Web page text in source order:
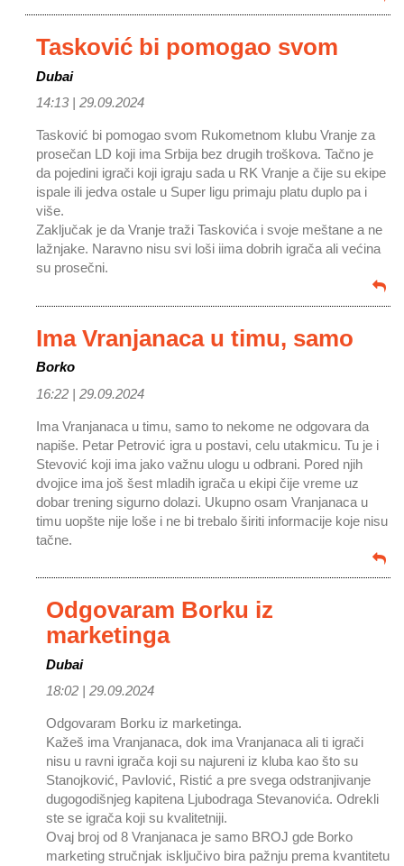
Tasković bi pomogao svom
Dubai
14:13 | 29.09.2024
Tasković bi pomogao svom Rukometnom klubu Vranje za
prosečan LD koji ima Srbija bez drugih troškova. Tačno je
da pojedini igrači koji igraju sada u RK Vranje a čije su ekipe
ispale ili jedva ostale u Super ligu primaju platu duplo pa i
više.
Zaključak je da Vranje traži Taskovića i svoje meštane a ne
lažnjake. Naravno nisu svi loši iima dobrih igrača ali većina
su prosečni.
Ima Vranjanaca u timu, samo
Borko
16:22 | 29.09.2024
Ima Vranjanaca u timu, samo to nekome ne odgovara da
napiše. Petar Petrović igra u postavi, celu utakmicu. Tu je i
Stevović koji ima jako važnu ulogu u odbrani. Pored njih
dvojice ima još šest mladih igrača u ekipi čije vreme uz
dobar trening sigurno dolazi. Ukupno osam Vranjanaca u
timu uopšte nije loše i ne bi trebalo širiti informacije koje nisu
tačne.
Odgovaram Borku iz
marketinga
Dubai
18:02 |29.09.2024
Odgovaram Borku iz marketinga.
Kažeš ima Vranjanaca, dok ima Vranjanaca ali ti igrači
nisu u ravni igrača koji su najureni iz kluba kao što su
Stanojković, Pavlović, Ristić a pre svega odstranjivanje
dugogodišnjeg kapitena Ljubodraga Stevanovića. Odrekli
ste se igrača koji su kvalitetniji.
Ovaj broj od 8 Vranjanaca je samo BROJ gde Borko
marketing stručnjak isključivo bira pažnju prema kvantitetu